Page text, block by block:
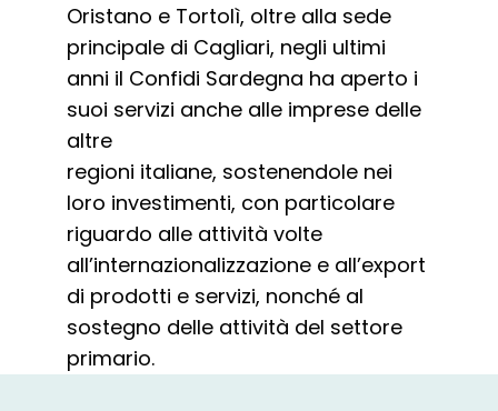
Oristano e Tortolì, oltre alla sede
principale di Cagliari, negli ultimi
anni il Confidi Sardegna ha aperto i
suoi servizi anche alle imprese delle
altre
regioni italiane, sostenendole nei
loro investimenti, con particolare
riguardo alle attività volte
all’internazionalizzazione e all’export
di prodotti e servizi, nonché al
sostegno delle attività del settore
primario.